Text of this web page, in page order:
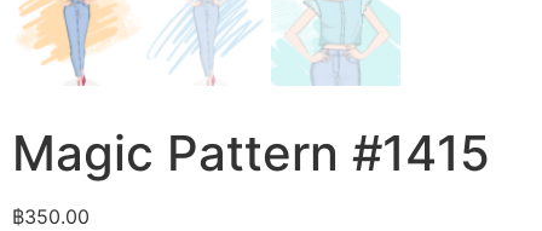
Magic Pattern #1415
฿350.00